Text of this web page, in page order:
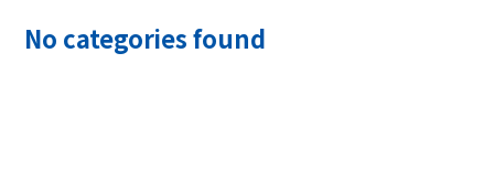
No categories found